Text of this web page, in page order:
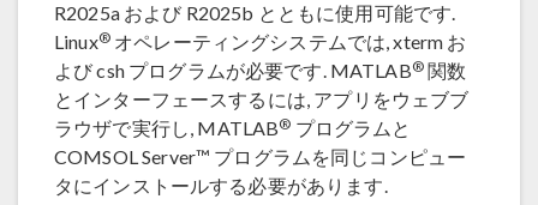
R2025a および R2025b とともに使用可能です.
Linux®オペレーティングシステムでは, xterm お
よび csh プログラムが必要です. MATLAB®関数
とインターフェースするには, アプリをウェブブ
ラウザで実行し, MATLAB® プログラムと
COMSOL Server™ プログラムを同じコンピュー
タにインストールする必要があります.